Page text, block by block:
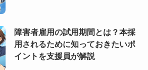
障害者雇用の試用期間とは？本採
用されるために知っておきたいポ
イントを支援員が解説